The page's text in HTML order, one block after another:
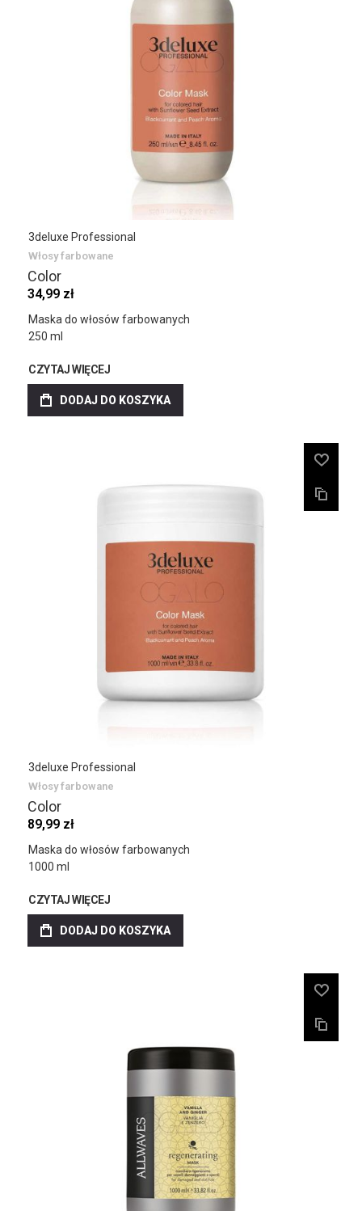
3deluxe Professional
Włosy farbowane
Color
34,99 zł
Maska do włosów farbowanych
250 ml
CZYTAJ WIĘCEJ
DODAJ DO KOSZYKA
3deluxe Professional
Włosy farbowane
Color
89,99 zł
Maska do włosów farbowanych
1000 ml
CZYTAJ WIĘCEJ
DODAJ DO KOSZYKA